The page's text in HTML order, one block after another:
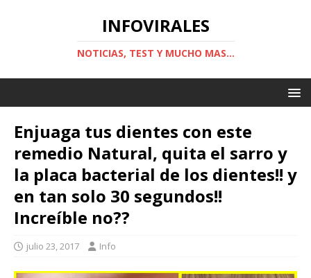
INFOVIRALES
NOTICIAS, TEST Y MUCHO MAS...
Enjuaga tus dientes con este
remedio Natural, quita el sarro y
la placa bacterial de los dientes!! y
en tan solo 30 segundos!!
Increíble no??
julio 23, 2017 Info